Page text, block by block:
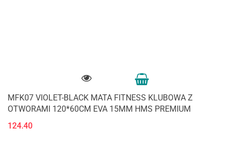
MFK07 VIOLET-BLACK MATA FITNESS KLUBOWA Z
OTWORAMI 120*60CM EVA 15MM HMS PREMIUM
124.40